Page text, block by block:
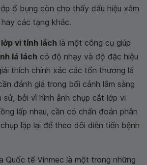
ổ bụng còn cho thấy dấu hiệu xâm
các tạng khác.
vi tính lách là một công cụ giúp
lá lách có độ nhạy và độ đặc hiệu
thích chính xác các tổn thương lá
đánh giá trong bối cảnh lâm sàng
sử, bởi vì hình ảnh chụp cắt lớp vi
lấp nhau, cần có chẩn đoán phân
lặp lại để theo dõi diễn tiến bệnh
Quốc tế Vinmec là một trong những